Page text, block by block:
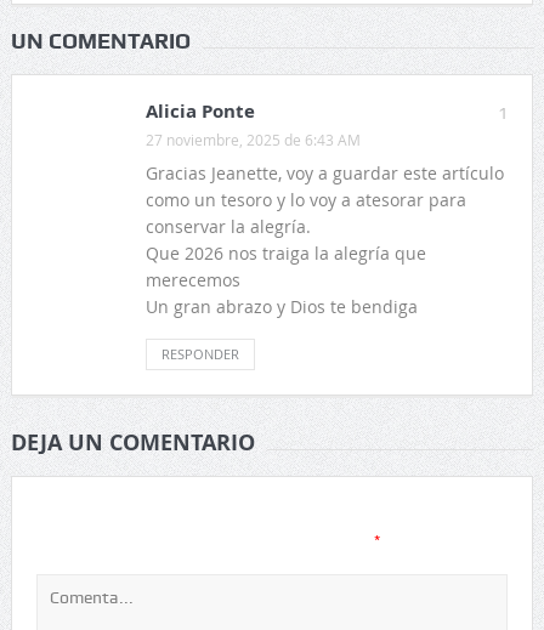
UN COMENTARIO
1
Alicia Ponte
27 noviembre, 2025 de 6:43 AM
Gracias Jeanette, voy a guardar este artículo
como un tesoro y lo voy a atesorar para
conservar la alegría.
Que 2026 nos traiga la alegría que
merecemos
Un gran abrazo y Dios te bendiga
RESPONDER
DEJA UN COMENTARIO
*